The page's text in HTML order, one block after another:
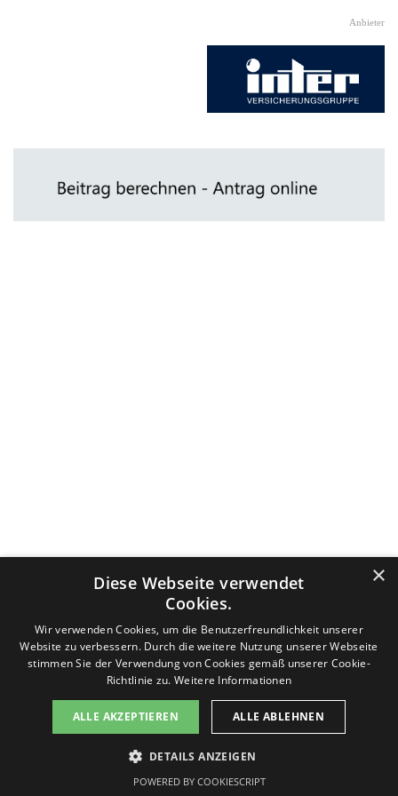
Anbieter
v-f-d.com ist ein Angebot von
Zurück zum Seiteninhalt
×
Diese Webseite verwendet
Cookies.
Wir verwenden Cookies, um die Benutzerfreundlichkeit unserer
Website zu verbessern. Durch die weitere Nutzung unserer Webseite
stimmen Sie der Verwendung von Cookies gemäß unserer Cookie-
Richtlinie zu.Weitere Informationen
ALLE AKZEPTIEREN ALLE ABLEHNEN
DETAILS ANZEIGEN
POWERED BY COOKIESCRIPT
Es werden keine persönlichen Daten gespeichert, sondern nur technische, die für die Website benötigt werden.
Sollten Sie damit nicht einverstanden sein, drücken Sie bitte nicht den Button "Einverstanden". Sie können die
zur Verfügung:
Google Browser-Add-on Informationen zum Datenschutz Einverstanden